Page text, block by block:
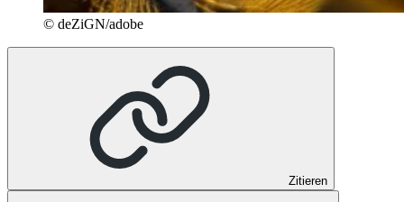
© deZiGN/adobe
Zitieren